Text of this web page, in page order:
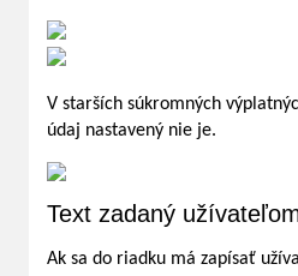
V starších súkromných
údaj nastavený nie je.
Text zadaný
Ak sa do riadku má zapísať